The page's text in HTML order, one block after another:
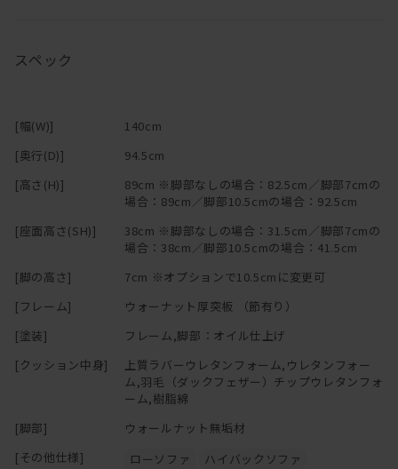
スペック
[幅(W)]
140cm
[奥行(D)]
94.5cm
[高さ(H)]
89cm ※脚部なしの場合：82.5cm／脚部7cmの
場合：89cm／脚部10.5cmの場合：92.5cm
[座面高さ(SH)]
38cm ※脚部なしの場合：31.5cm／脚部7cmの
場合：38cm／脚部10.5cmの場合：41.5cm
[脚の高さ]
7cm ※オプションで10.5cmに変更可
[フレーム]
ウォーナット厚突板 （節有り）
[塗装]
フレーム,脚部：オイル仕上げ
[クッション中身]
上質ラバーウレタンフォーム,ウレタンフォー
ム,羽毛（ダックフェザー）チップウレタンフォ
ーム,樹脂綿
[脚部]
ウォールナット無垢材
[その他仕様]
ローソファ
ハイバックソファ